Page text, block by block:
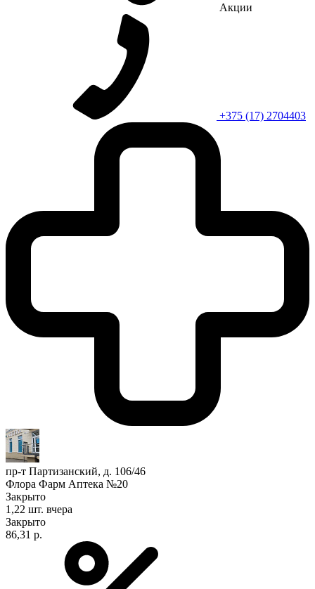
Акции
+375 (17) 2704403
пр-т Партизанский, д. 106/46
Флора Фарм Аптека №20
Закрыто
1,22 шт. вчера
Закрыто
86,31 р.